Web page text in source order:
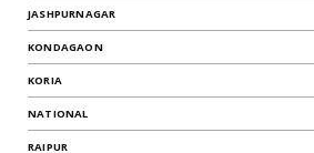
JASHPURNAGAR
KONDAGAON
KORIA
NATIONAL
RAIPUR